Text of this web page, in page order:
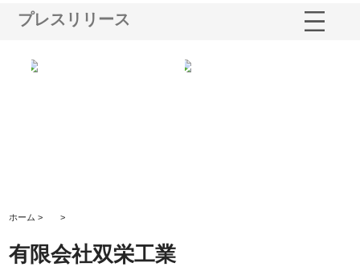
プレスリリース
ホーム > >
有限会社双栄工業